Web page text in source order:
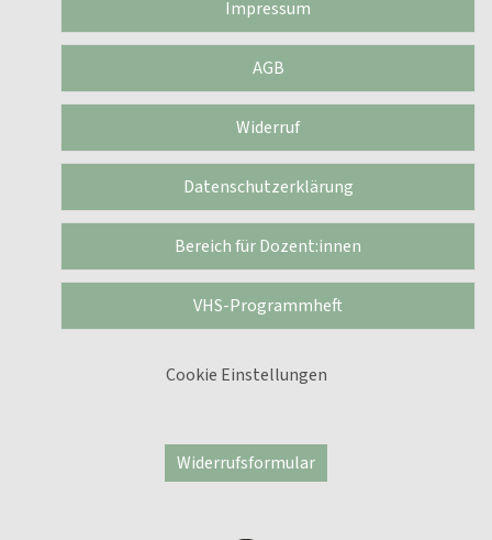
Impressum
AGB
Widerruf
Datenschutzerklärung
Bereich für Dozent:innen
VHS-Programmheft
Cookie Einstellungen
Widerrufsformular